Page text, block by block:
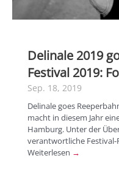
Delinale 2019
Festival 2019:
Sep. 18, 2019
Delinale goes
macht in diesem Jahr
Hamburg. Unter der
verantwortliche Festival-
Weiterlesen →